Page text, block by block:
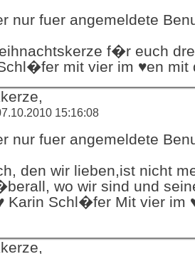
nur fuer angemeldete
f�r euch
mit vier im ♥en mit
15:16:08
nur fuer angemeldete
den wir lieben,ist nicht
wo wir sind und
Karin Schl�fer Mit vier im